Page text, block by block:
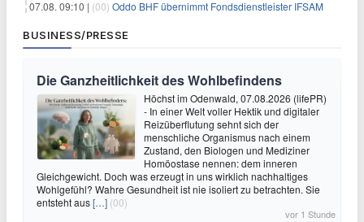
07.08. 09:10 | (00) Oddo BHF übernimmt Fondsdienstleister IFSAM
BUSINESS/PRESSE
Die Ganzheitlichkeit des Wohlbefindens
Höchst im Odenwald, 07.08.2026 (lifePR)
- In einer Welt voller Hektik und digitaler
Reizüberflutung sehnt sich der
menschliche Organismus nach einem
Zustand, den Biologen und Mediziner
Homöostase nennen: dem inneren
Gleichgewicht. Doch was erzeugt in uns wirklich nachhaltiges
Wohlgefühl? Wahre Gesundheit ist nie isoliert zu betrachten. Sie
entsteht aus[…] (00)
vor 1 Stunde